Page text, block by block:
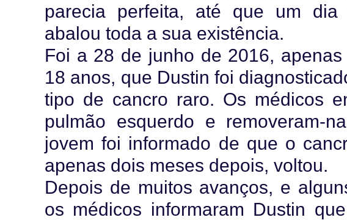
parecia perfeita, até que um
abalou toda a sua existência.
Foi a 28 de junho de 2016,
18 anos, que Dustin foi
tipo de cancro raro. Os médicos
pulmão esquerdo e removeram-
jovem foi informado de que o
apenas dois meses depois, voltou.
Depois de muitos avanços, e
os médicos informaram Dustin